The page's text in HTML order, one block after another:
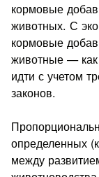
кормо­вые
животных. С
кормовые
животные — как
идти с учетом
законов.
определен­ных
между